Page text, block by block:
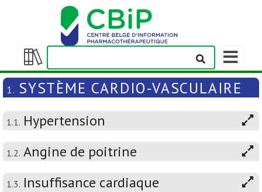
Afficher/masquer
la
table
matières
Afficher/
la
barre
de
navigation
1. SYSTÈME CARDIO-VASCULAIRE
1.1. Hypertension
1.2. Angine de poitrine
1.3. Insuffisance cardiaque